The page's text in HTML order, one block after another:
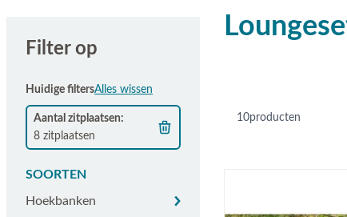
10producten
Filter op
Huidige filtersAlles wissen
Aantal zitplaatsen
8 zitplaatsen
SOORTEN
Hoekbanken
Hoekbanken